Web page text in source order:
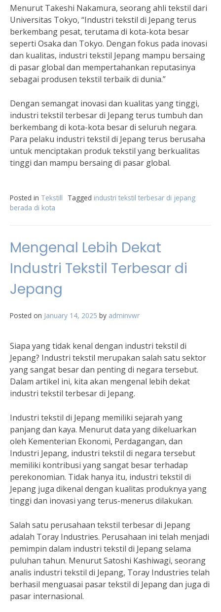
Menurut Takeshi Nakamura, seorang ahli tekstil dari
Universitas Tokyo, “Industri tekstil di Jepang terus
berkembang pesat, terutama di kota-kota besar
seperti Osaka dan Tokyo. Dengan fokus pada inovasi
dan kualitas, industri tekstil Jepang mampu bersaing
di pasar global dan mempertahankan reputasinya
sebagai produsen tekstil terbaik di dunia.”
Dengan semangat inovasi dan kualitas yang tinggi,
industri tekstil terbesar di Jepang terus tumbuh dan
berkembang di kota-kota besar di seluruh negara.
Para pelaku industri tekstil di Jepang terus berusaha
untuk menciptakan produk tekstil yang berkualitas
tinggi dan mampu bersaing di pasar global.
Posted in Tekstill Tagged industri tekstil terbesar di jepang
berada di kota
Mengenal Lebih Dekat
Industri Tekstil Terbesar di
Jepang
Posted on January 14, 2025 by adminvwr
Siapa yang tidak kenal dengan industri tekstil di
Jepang? Industri tekstil merupakan salah satu sektor
yang sangat besar dan penting di negara tersebut.
Dalam artikel ini, kita akan mengenal lebih dekat
industri tekstil terbesar di Jepang.
Industri tekstil di Jepang memiliki sejarah yang
panjang dan kaya. Menurut data yang dikeluarkan
oleh Kementerian Ekonomi, Perdagangan, dan
Industri Jepang, industri tekstil di negara tersebut
memiliki kontribusi yang sangat besar terhadap
perekonomian. Tidak hanya itu, industri tekstil di
Jepang juga dikenal dengan kualitas produknya yang
tinggi dan inovasi yang terus-menerus dilakukan.
Salah satu perusahaan tekstil terbesar di Jepang
adalah Toray Industries. Perusahaan ini telah menjadi
pemimpin dalam industri tekstil di Jepang selama
puluhan tahun. Menurut Satoshi Kashiwagi, seorang
analis industri tekstil di Jepang, Toray Industries telah
berhasil menguasai pasar tekstil di Jepang dan juga di
pasar internasional.